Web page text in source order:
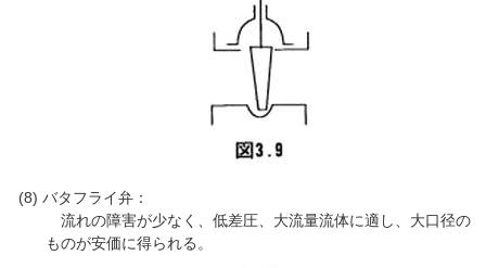
バタフライ弁：
流れの障害が少なく、低差圧、大流量流体に適し、大口径の
ものが安価に得られる。